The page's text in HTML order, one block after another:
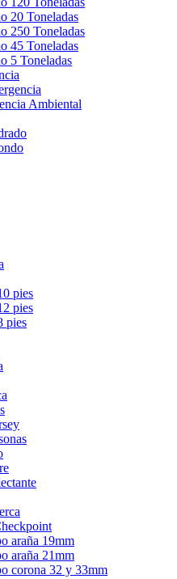
20 Toneladas
250 Toneladas
45 Toneladas
5 Toneladas
Ambiental
pies
pies
pies
araña 19mm
araña 21mm
corona 32 y 33mm